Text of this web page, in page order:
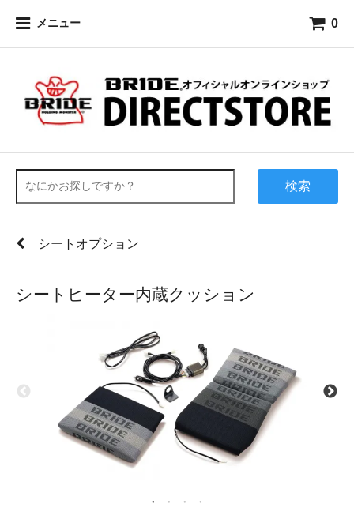
メニュー 0
検索
シートオプション
シートヒーター内蔵クッション